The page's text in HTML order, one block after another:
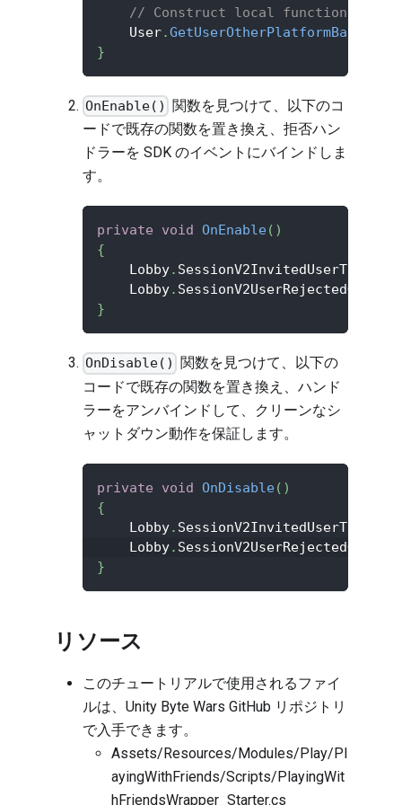
// Construct local function to
    User
.
}
OnEnable() 関数を見つけて、以下のコ
ードで既存の関数を置き換え、拒否ハン
ドラーを SDK のイベントにバインドしま
す。
private void OnEnable( )
{
    Lobby
.
    Lobby
.
}
OnDisable()
関数を見つけて、以下の
コードで既存の関数を置き換え、ハンド
ラーをアンバインドして、クリーンなシ
ャットダウン動作を保証します。
private void OnDisable( )
{
    Lobby
.
    Lobby
.
}
リソース
このチュートリアルで使用されるファイ
ルは、Unity Byte Wars GitHub リポジトリ
で入手できます。
Assets/Resources/Modules/Play/Pl
ayingWithFriends/Scripts/PlayingWit
hFriendsWrapper_Starter.cs